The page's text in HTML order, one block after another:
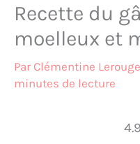
Recette du
moelleux et
Par Clémentine
minutes de lecture